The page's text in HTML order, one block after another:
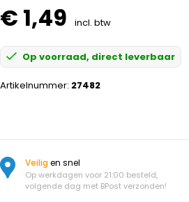
€ 1,49 incl. btw
Op voorraad, direct leverbaar
Artikelnummer: 27482
Veiligen snel
Op werkdagen voor 21:00 besteld,
volgende dag met BPost verzonden!